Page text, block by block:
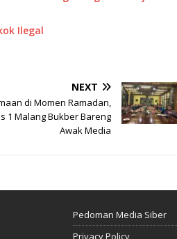
Ilegal
NEXT
di Momen Ramadan,
1 Malang Bukber Bareng
Awak Media
Pedoman Media Siber
Privacy Policy